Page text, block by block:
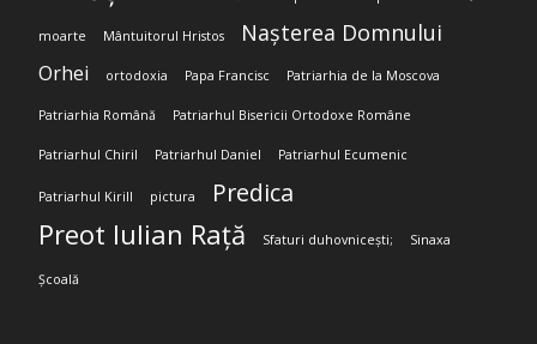
moarte Mântuitorul Hristos Nașterea Domnului
Orhei ortodoxia Papa Francisc Patriarhia de la Moscova
Patriarhia Română Patriarhul Bisericii Ortodoxe Române
Patriarhul Chiril Patriarhul Daniel Patriarhul Ecumenic
Patriarhul Kirill pictura Predica
Preot Iulian Rață Sfaturi duhovnicești; Sinaxa
Școală